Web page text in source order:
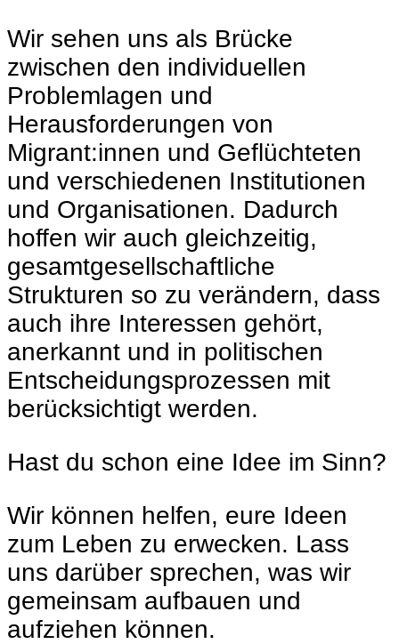
Wir sehen uns als Brücke
zwischen den individuellen
Problemlagen und
Herausforderungen von
Migrant:innen und Geflüchteten
und verschiedenen Institutionen
und Organisationen. Dadurch
hoffen wir auch gleichzeitig,
gesamtgesellschaftliche
Strukturen so zu verändern, dass
auch ihre Interessen gehört,
anerkannt und in politischen
Entscheidungsprozessen mit
berücksichtigt werden.
Hast du schon eine Idee im Sinn?
Wir können helfen, eure Ideen
zum Leben zu erwecken. Lass
uns darüber sprechen, was wir
gemeinsam aufbauen und
aufziehen können.